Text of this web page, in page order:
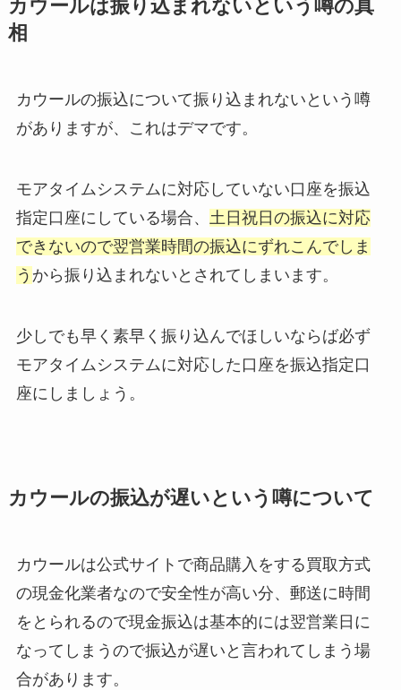
カウールは振り込まれないという噂の真
相
カウールの振込について振り込まれないという噂
がありますが、これはデマです。
モアタイムシステムに対応していない口座を振込
指定口座にしている場合、 土日祝日の振込に対応
できないので翌営業時間の振込にずれこんでしま
う から振り込まれないとされてしまいます。
少しでも早く素早く振り込んでほしいならば必ず
モアタイムシステムに対応した口座を振込指定口
座にしましょう。
カウールの振込が遅いという噂について
カウールは公式サイトで商品購入をする買取方式
の現金化業者なので安全性が高い分、郵送に時間
をとられるので現金振込は基本的には翌営業日に
なってしまうので振込が遅いと言われてしまう場
合があります。